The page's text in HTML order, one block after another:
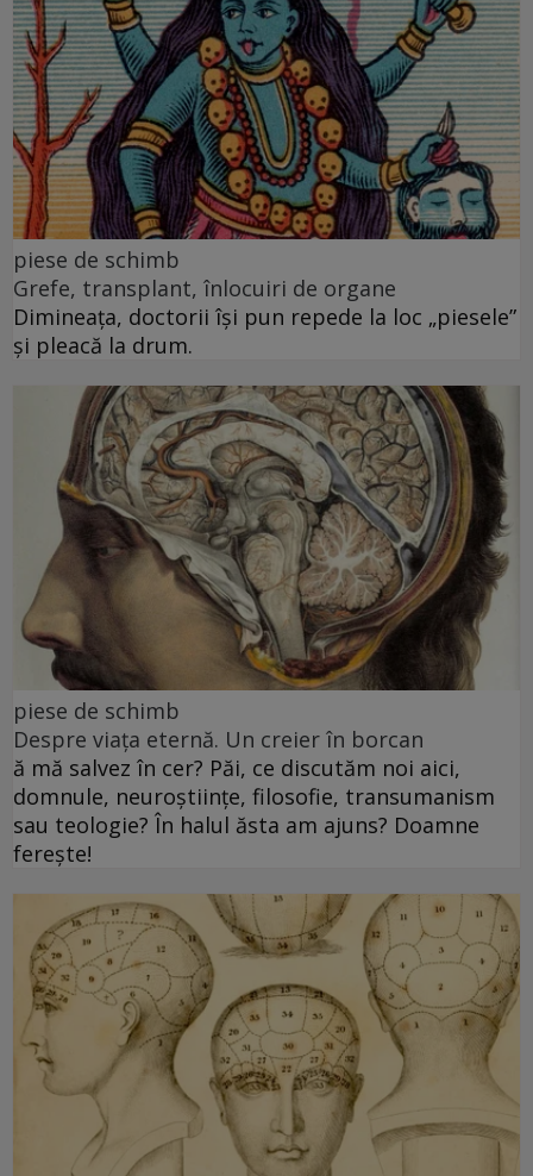
piese de schimb
Grefe, transplant, înlocuiri de organe
Dimineața, doctorii își pun repede la loc „piesele”
și pleacă la drum.
piese de schimb
Despre viața eternă. Un creier în borcan
ă mă salvez în cer? Păi, ce discutăm noi aici,
domnule, neuroștiințe, filosofie, transumanism
sau teologie? În halul ăsta am ajuns? Doamne
ferește!